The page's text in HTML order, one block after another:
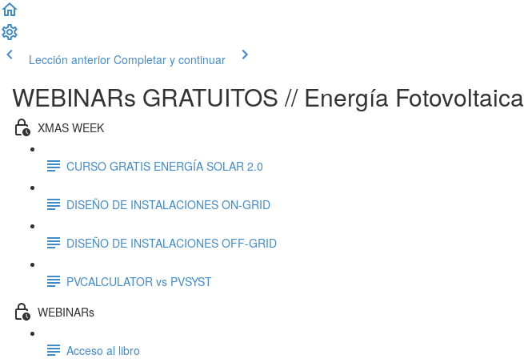
Lección anterior Completar y continuar
WEBINARs GRATUITOS // Energía Fotovoltaica
XMAS WEEK
CURSO GRATIS ENERGÍA SOLAR 2.0
DISEÑO DE INSTALACIONES ON-GRID
DISEÑO DE INSTALACIONES OFF-GRID
PVCALCULATOR vs PVSYST
WEBINARs
Acceso al libro